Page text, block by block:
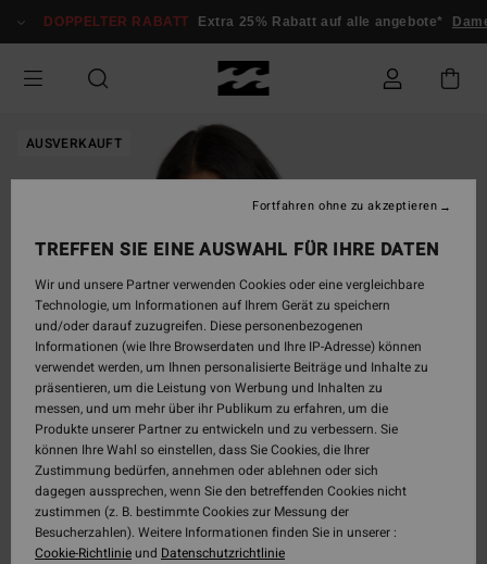
zur
springen
DOPPELTER RABATT Extra 25% Rabatt auf alle angebote*
AUSVERKAUFT
TREFFEN SIE EINE AUSWAHL FÜR IHRE DATEN
Wir und unsere Partner verwenden Cookies oder eine vergleichbare
Technologie, um Informationen auf Ihrem Gerät zu speichern
und/oder darauf zuzugreifen. Diese personenbezogenen
Informationen (wie Ihre Browserdaten und Ihre IP-Adresse) können
verwendet werden, um Ihnen personalisierte Beiträge und Inhalte zu
präsentieren, um die Leistung von Werbung und Inhalten zu
messen, und um mehr über ihr Publikum zu erfahren, um die
Produkte unserer Partner zu entwickeln und zu verbessern. Sie
können Ihre Wahl so einstellen, dass Sie Cookies, die Ihrer
Zustimmung bedürfen, annehmen oder ablehnen oder sich
dagegen aussprechen, wenn Sie den betreffenden Cookies nicht
zustimmen (z. B. bestimmte Cookies zur Messung der
Besucherzahlen). Weitere Informationen finden Sie in unserer :
Cookie-Richtlinieund Datenschutzrichtlinie
Fortfahren ohne zu akzeptieren